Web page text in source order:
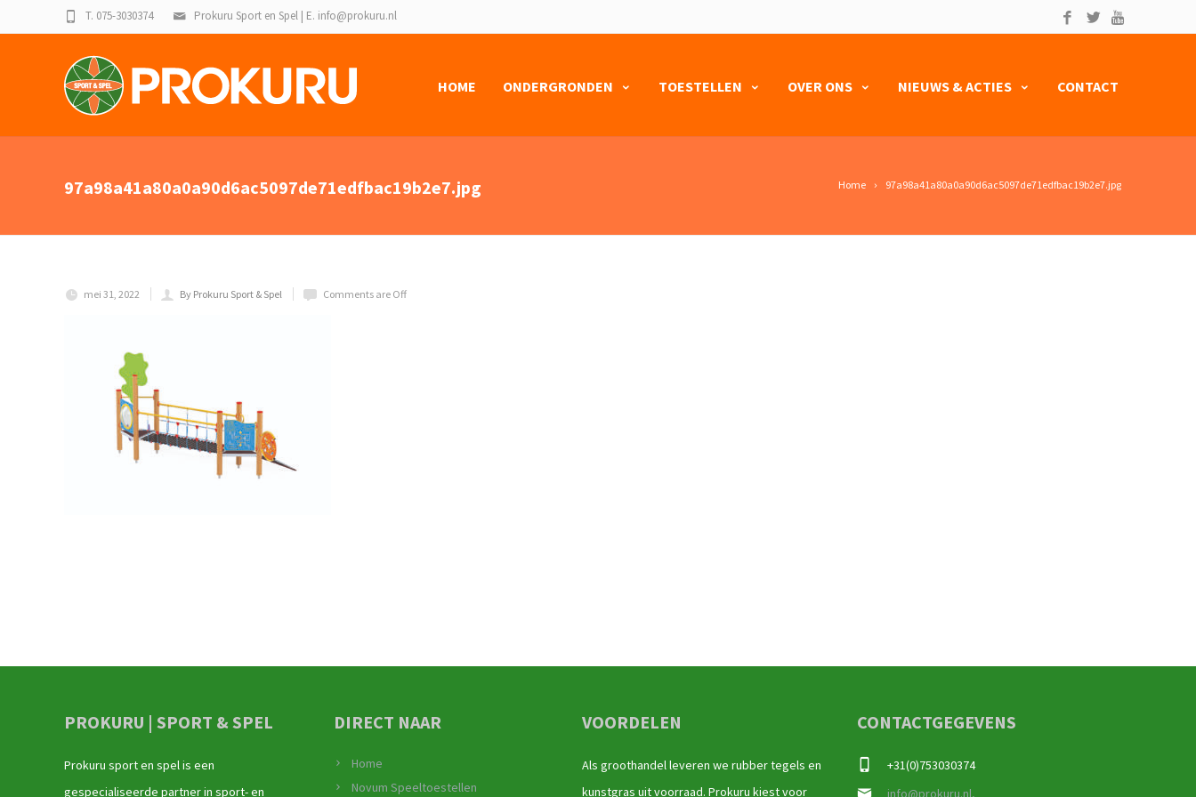
Prokuru Sport en Spel | E. info@prokuru.nl
T. 075-3030374
HOME ONDERGRONDEN TOESTELLEN OVER ONS NIEUWS & ACTIES CONTACT
Home 97a98a41a80a0a90d6ac5097de71edfbac19b2e7.jpg
97a98a41a80a0a90d6ac5097de71edfbac19b2e7.jpg
mei 31, 2022 By Prokuru Sport & Spel Comments are Off
PROKURU | SPORT & SPEL
Prokuru sport en spel is een
gespecialiseerde partner in sport- en
DIRECT NAAR
Home
Novum Speeltoestellen
VOORDELEN
Als groothandel leveren we rubber tegels en
kunstgras uit voorraad. Prokuru kiest voor
CONTACTGEGEVENS
+31(0)753030374
info@prokuru.nl,